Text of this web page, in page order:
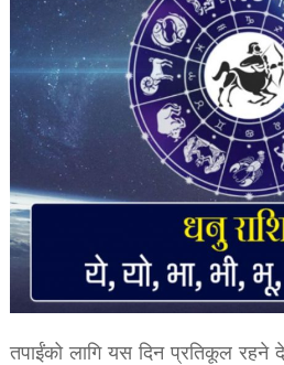
तपाईंको लागि यस दिन प्रतिकूल रहने